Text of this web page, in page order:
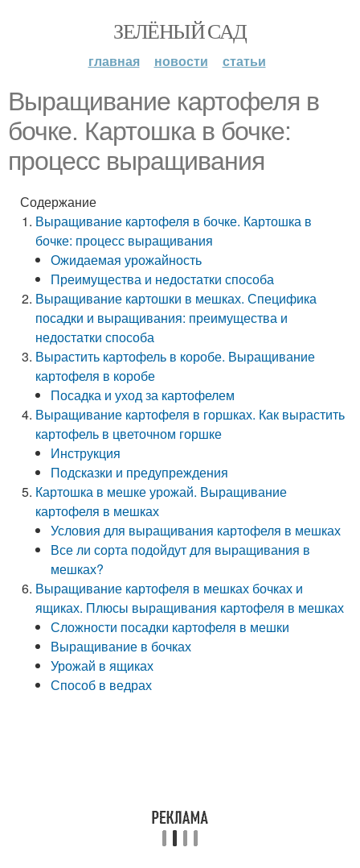
ЗЕЛЁНЫЙ САД
главная новости статьи
Выращивание картофеля в
бочке. Картошка в бочке:
процесс выращивания
Содержание
Выращивание картофеля в бочке. Картошка в
бочке: процесс выращивания
Ожидаемая урожайность
Преимущества и недостатки способа
Выращивание картошки в мешках. Специфика
посадки и выращивания: преимущества и
недостатки способа
Вырастить картофель в коробе. Выращивание
картофеля в коробе
Посадка и уход за картофелем
Выращивание картофеля в горшках. Как вырастить
картофель в цветочном горшке
Инструкция
Подсказки и предупреждения
Картошка в мешке урожай. Выращивание
картофеля в мешках
Условия для выращивания картофеля в мешках
Все ли сорта подойдут для выращивания в
мешках?
Выращивание картофеля в мешках бочках и
ящиках. Плюсы выращивания картофеля в мешках
Сложности посадки картофеля в мешки
Выращивание в бочках
Урожай в ящиках
Способ в ведрах